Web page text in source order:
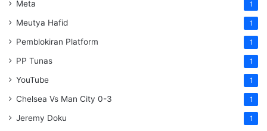
Meta 1
Meutya Hafid 1
Pemblokiran Platform 1
PP Tunas 1
YouTube 1
Chelsea Vs Man City 0-3 1
Jeremy Doku 1